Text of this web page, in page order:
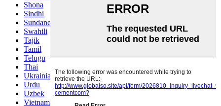
Shona
Sindhi
Sundanese
Swahili
Tajik
Tamil
Telugu
Thai
Ukrainian
Urdu
Uzbek
Vietnamese